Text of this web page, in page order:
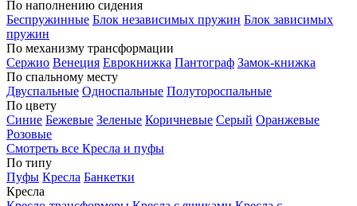
По наполнению сидения
Беспружинные Блок независимых пружин Блок зависимых
пружин
По механизму трансформации
Сержио Венеция Еврокнижка Пантограф Замок-книжка
По спальному месту
Двуспальные Односпальные Полутороспальные
По цвету
Синие Бежевые Зеленые Коричневые Серый Оранжевые
Розовые
Смотреть все Кресла и пуфы
По типу
Пуфы Кресла Банкетки
Кресла